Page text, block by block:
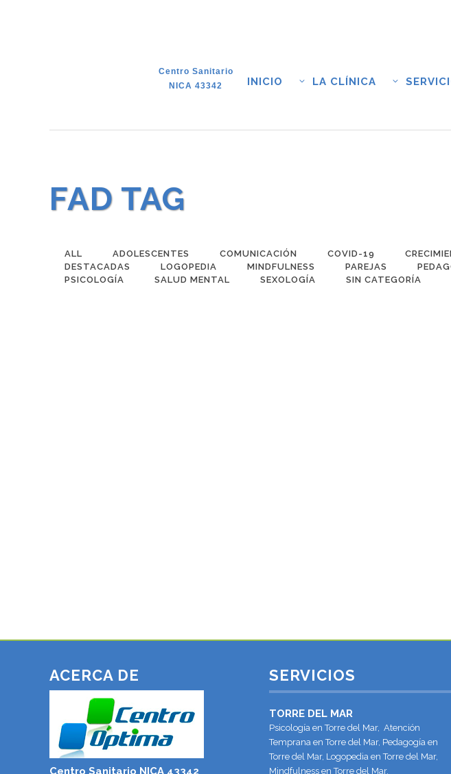
Centro Sanitario
NICA 43342
INICIO LA CLÍNICA
FAD TAG
ALL ADOLESCENTES COMUNICACIÓN COVID-19
DESTACADAS
LOGOPEDIA MINDFULNESS PAREJAS
PSICOLOGÍA
SALUD MENTAL SEXOLOGÍA SIN CATEGORÍA
ACERCA DE
Centro Sanitario NICA 43342
SERVICIOS
TORRE DEL MAR
Psicología en Torre del Mar, Atención
Temprana en Torre del Mar, Pedagogía en
Torre del Mar, Logopedia en Torre del Mar,
Mindfulness en Torre del Mar.